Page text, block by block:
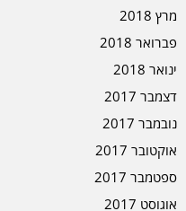
מרץ 2018
פברואר 2018
ינואר 2018
דצמבר 2017
נובמבר 2017
אוקטובר 2017
ספטמבר 2017
אוגוסט 2017